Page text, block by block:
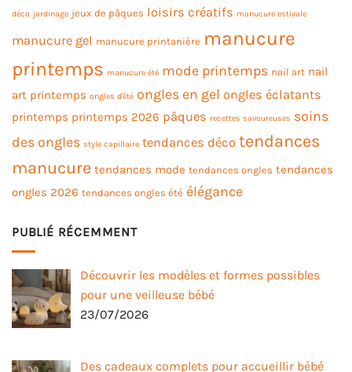
déco jardinage jeux de pâques loisirs créatifs manucure estivale
manucure gel manucure printanière manucure
printemps manucure été mode printemps nail art nail
art printemps ongles d'été ongles en gel ongles éclatants
printemps printemps 2026 pâques recettes savoureuses soins
des ongles style capillaire tendances déco tendances
manucure tendances mode tendances ongles tendances
ongles 2026 tendances ongles été élégance
PUBLIÉ RÉCEMMENT
Découvrir les modèles et formes possibles
pour une veilleuse bébé
23/07/2026
Des cadeaux complets pour accueillir bébé